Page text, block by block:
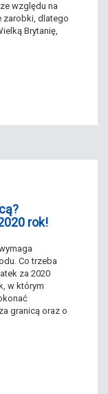
względu na
zarobki, dlatego
Brytanię,
rok!
Co trzeba
za 2020
w którym
granicą oraz o